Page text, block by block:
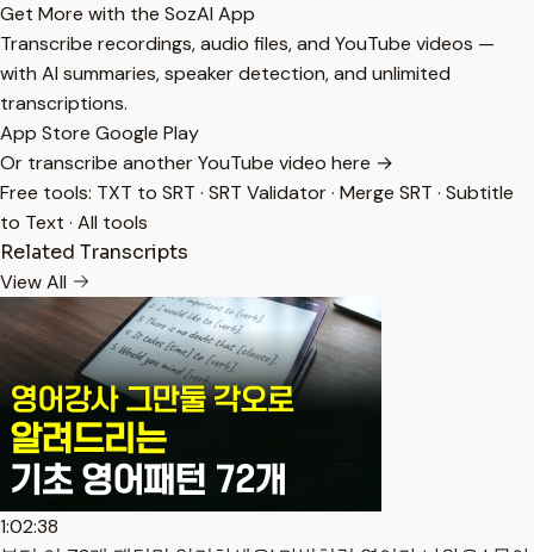
Get More with the SozAI App
Transcribe recordings, audio files, and YouTube videos —
with AI summaries, speaker detection, and unlimited
transcriptions.
App Store Google Play
Or transcribe another YouTube video here →
Free tools: TXT to SRT · SRT Validator· Merge SRT · Subtitle
to Text · All tools
Related Transcripts
View All
1:02:38